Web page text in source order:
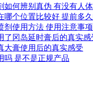
如何辨别真伪 有没有人
哪个位置比较好 提前多
剂使用方法 使用注意事项
了冈岛延时膏后的真实感
大膏使用后的真实感受
吗 是不是正规产品